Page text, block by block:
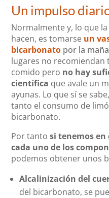
Un impulso
Normalmente y, lo que
hacen, es tomarse un
bicarbonato por la
lugares no recomiendan
comido pero no hay
científica que avale un
ayunas. Lo que sí se
tanto el consumo de
bicarbonato.
Por tantosi tenemos en
cada uno de los
podemos obtener unos
Alcalinización del
del bicarbonato, se